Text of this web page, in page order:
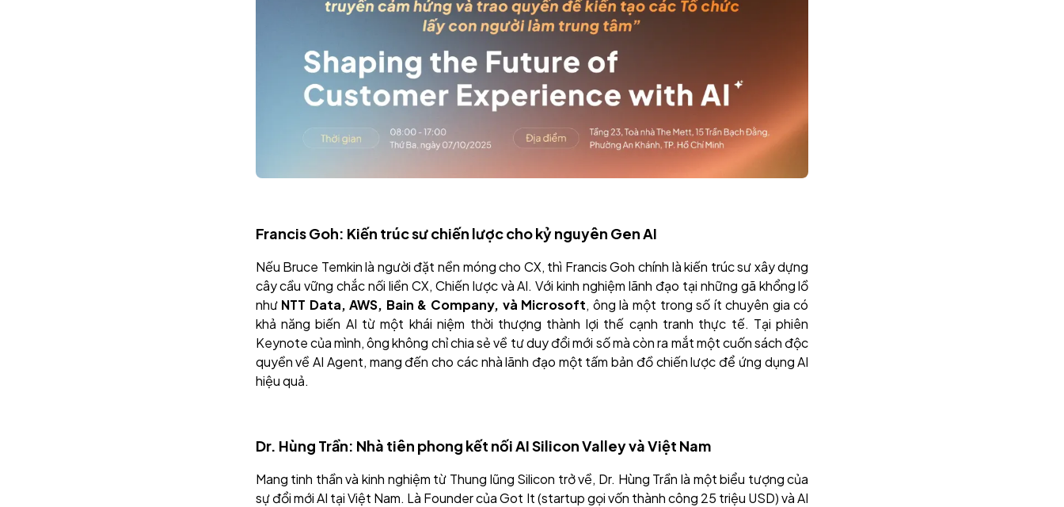
Francis Goh: Kiến trúc sư chiến lược cho kỷ nguyên Gen AI
Nếu Bruce Temkin là người đặt nền móng cho CX, thì Francis Goh chính là kiến trúc sư xây dựng
cây cầu vững chắc nối liền CX, Chiến lược và AI. Với kinh nghiệm lãnh đạo tại những gã khổng lồ
như NTT Data, AWS, Bain & Company, và Microsoft, ông là một trong số ít chuyên gia có
khả năng biến AI từ một khái niệm thời thượng thành lợi thế cạnh tranh thực tế. Tại phiên
Keynote của mình, ông không chỉ chia sẻ về tư duy đổi mới số mà còn ra mắt một cuốn sách độc
quyền về AI Agent, mang đến cho các nhà lãnh đạo một tấm bản đồ chiến lược để ứng dụng AI
hiệu quả.
Dr. Hùng Trần: Nhà tiên phong kết nối AI Silicon Valley và Việt Nam
Mang tinh thần và kinh nghiệm từ Thung lũng Silicon trở về, Dr. Hùng Trần là một biểu tượng của
sự đổi mới AI tại Việt Nam. Là Founder của Got It (startup gọi vốn thành công 25 triệu USD) và AI